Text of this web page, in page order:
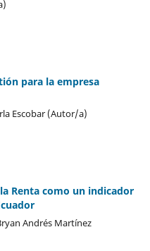
para la empresa
Escobar (Autor/a)
Renta como un indicador
Andrés Martínez